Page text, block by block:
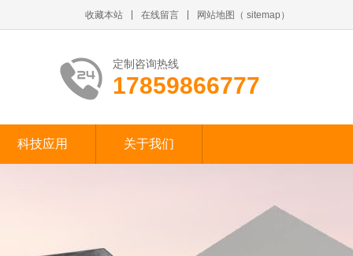
收藏本站 在线留言 网站地图 （ sitemap ）
定制咨询热线
17859866777
科技应用 关于我们